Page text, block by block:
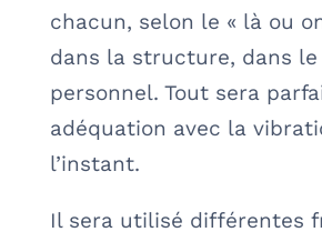
chacun, selon le « là ou
dans la structure, dans le
personnel. Tout sera
adéquation avec la
l’instant.
Il sera utilisé différentes